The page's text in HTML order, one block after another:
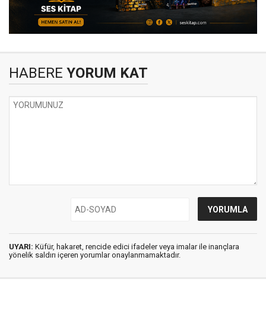
HABERE YORUM KAT
UYARI: Küfür, hakaret, rencide edici ifadeler veya imalar ile inançlara
yönelik saldırı içeren yorumlar onaylanmamaktadır.